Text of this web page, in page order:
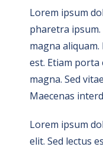
Lorem ipsum
pharetra
magna
est. Etiam
magna. Sed
Maecenas
Lorem ipsum
elit. Sed lectus